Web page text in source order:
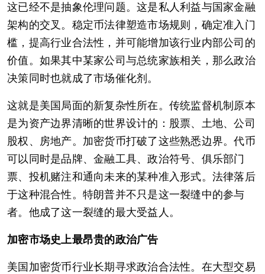
这已经不是抽象伦理问题。这是私人利益与国家金融
架构的交叉。稳定币法律塑造市场规则，确定准入门
槛，提高行业合法性，并可能增加该行业内部公司的
价值。如果其中某家公司与总统家族相关，那么政治
决策同时也就成了市场催化剂。
这就是美国局面的新复杂性所在。传统监督机制原本
是为资产边界清晰的世界设计的：股票、土地、公司
股权、房地产。加密货币打破了这些熟悉边界。代币
可以同时是品牌、金融工具、政治符号、俱乐部门
票、投机赌注和通向未来的某种准入形式。法律落后
于这种混合性。特朗普并不只是这一裂缝中的参与
者。他成了这一裂缝的最大受益人。
加密市场史上最昂贵的政治广告
美国加密货币行业长期寻求政治合法性。在大型交易